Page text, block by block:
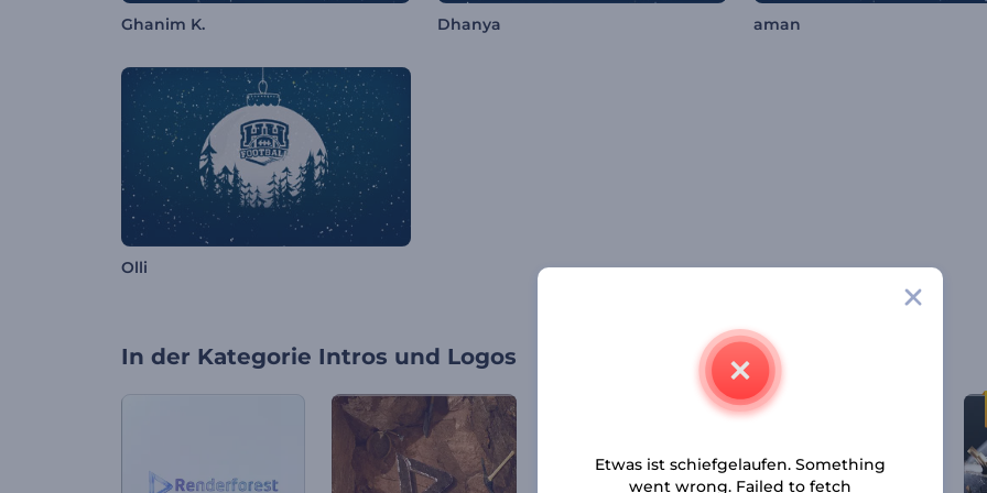
Ghanim K. Dhanya aman
Olli
In der Kategorie Intros und Logos
Etwas ist schiefgelaufen. Something
went wrong. Failed to fetch